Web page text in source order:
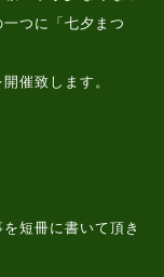
つに「七夕まつ
催致します。
短冊に書いて頂き